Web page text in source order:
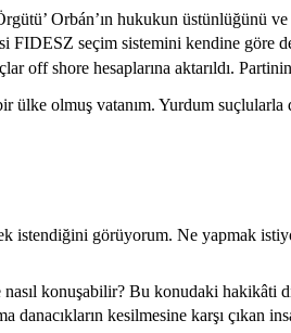
Orbán’ın hukukun üstünlüğünü ve
FIDESZ seçim sistemini kendine göre
off shore hesaplarına aktarıldı.
olmuş vatanım. Yurdum
istendiğini görüyorum. Ne yapmak
konuşabilir? Bu konudaki hakikâti
kesilmesine karşı çıkan